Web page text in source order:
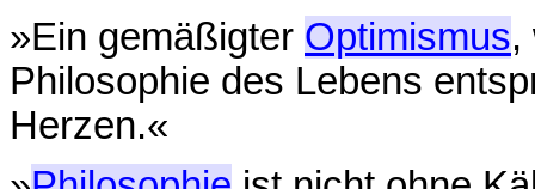
»Ein gemäßigter Optimismus,
Philosophie des Lebens
Herzen.«